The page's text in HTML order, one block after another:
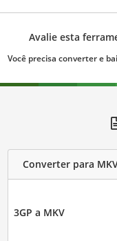
Avalie esta
Você precisa converter e
Converter para
3GP a MKV